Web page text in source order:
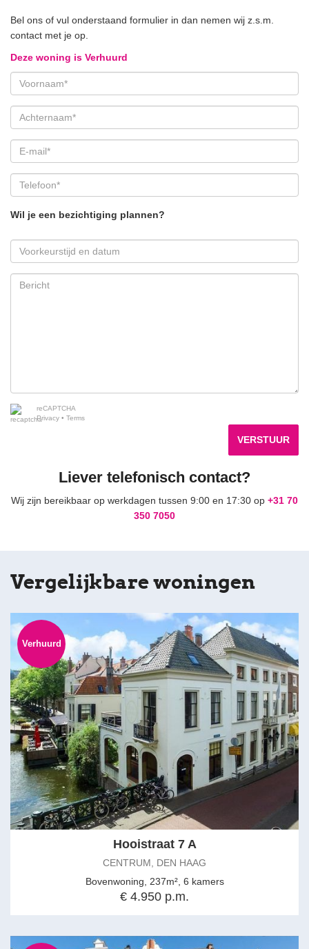
onvolledigheid, onjuistheid of anderszins, dan wel de gevolgen
daarvan.
Bel ons of vul onderstaand formulier in dan nemen wij z.s.m.
contact met je op.
Deze woning is Verhuurd
Wil je een bezichtiging plannen?
reCAPTCHA
Privacy • Terms
VERSTUUR
Liever telefonisch contact?
Wij zijn bereikbaar op werkdagen tussen 9:00 en 17:30 op +31 70
350 7050
Vergelijkbare woningen
Verhuurd
Hooistraat 7 A
CENTRUM, DEN HAAG
Bovenwoning, 237m², 6 kamers
€ 4.950 p.m.